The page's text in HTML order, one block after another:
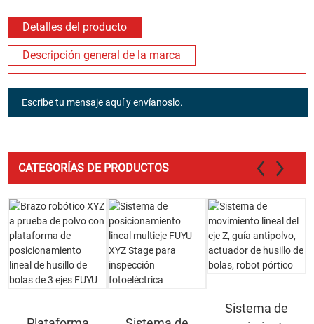
Detalles del producto
Descripción general de la marca
Escribe tu mensaje aquí y envíanoslo.
CATEGORÍAS DE PRODUCTOS
Sistema de